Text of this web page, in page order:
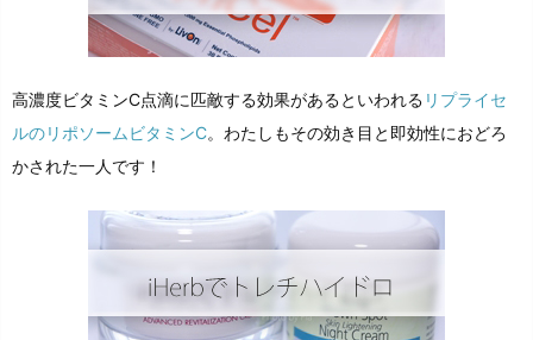
高濃度ビタミンC点滴に匹敵する効果があるといわれる リプライセ
ルのリポソームビタミンC。わたしもその効き目と即効性におどろ
かされた一人です！